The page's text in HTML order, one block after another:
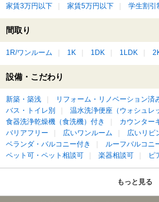
家賃3万円以下
家賃5万円以下 学生割引
間取り
1R/ワンルーム 1K 1DK 1LDK
設備・こだわり
新築・築浅 リフォーム・リノベーション済
バス・トイレ別
温水洗浄便座（ウォシュレ
食器洗浄乾燥機（食洗機）付き
カウンター
バリアフリー
広いワンルーム
広いリビ
ベランダ・バルコニー付き
ルーフバルコニ
ペット可・ペット相談可
楽器相談可 ピ
もっと見る